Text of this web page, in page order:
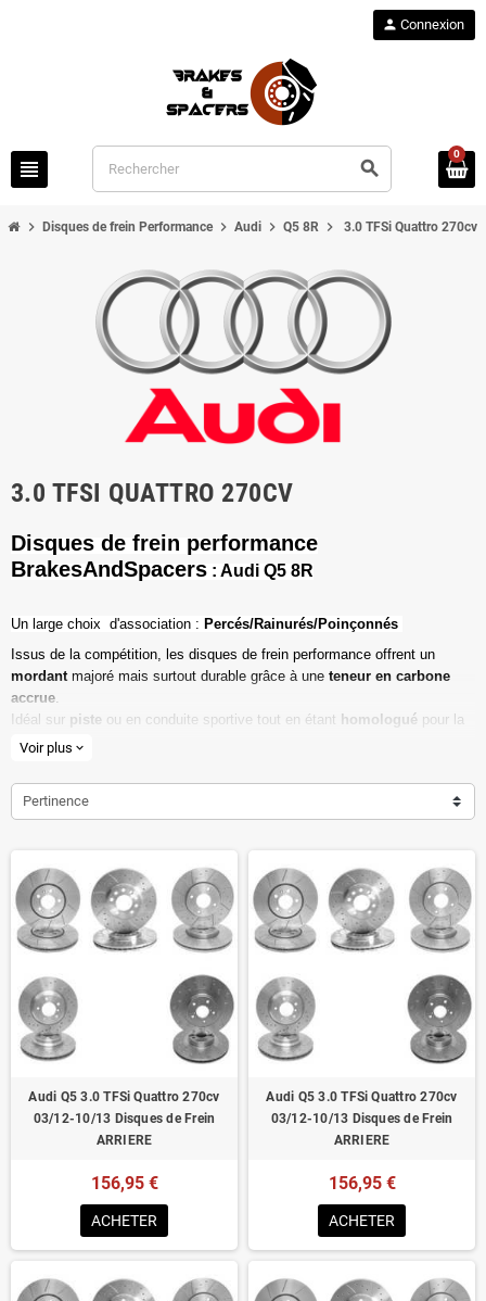
view_headline search
person Connexion
0
chevron_right Disques de frein Performance chevron_right Audi chevron_right Q5 8R chevron_right 3.0 TFSi Quattro 270cv
3.0 TFSI QUATTRO 270CV
Disques de frein performance
BrakesAndSpacers : Audi Q5 8R
Un l arge choix d'association : Percés/Rainurés/Poinçonnés
Issus de la compétition, les disques de frein performance offrent un
mordant majoré mais surtout durable grâce à une teneur en carbone
accrue.
Idéal sur piste ou en conduite sportive tout en étant homologué pour la
route ouverte.
Dimensions d'origine respectées
Installation en lieu et place.
Homologué pour le contrôle technique
Voir plus expand_more
Pertinence
Audi Q5 3.0 TFSi Quattro 270cv
03/12-10/13 Disques de Frein
ARRIERE
156,95 €
ACHETER
Audi Q5 3.0 TFSi Quattro 270cv
03/12-10/13 Disques de Frein
ARRIERE
156,95 €
ACHETER